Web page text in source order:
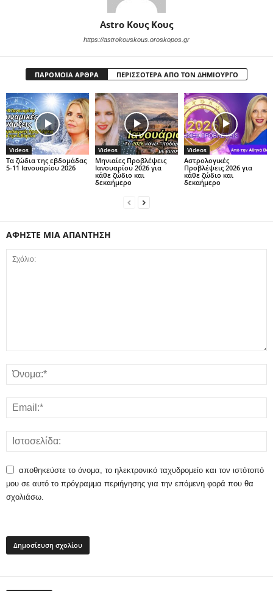
Astro Κους Κους
https://astrokouskous.oroskopos.gr
ΠΑΡΟΜΟΙΑ ΑΡΘΡΑ ΠΕΡΙΣΣΟΤΕΡΑ ΑΠΟ ΤΟΝ ΔΗΜΙΟΥΡΓΟ
Videos
Τα ζώδια της εβδομάδας
5-11 Ιανουαρίου 2026
Videos
Μηνιαίες Προβλέψεις
Ιανουαρίου 2026 για
κάθε ζώδιο και
δεκαήμερο
Videos
Αστρολογικές
Προβλέψεις 2026 για
κάθε ζώδιο και
δεκαήμερο
ΑΦΗΣΤΕ ΜΙΑ ΑΠΑΝΤΗΣΗ
αποθηκεύστε το όνομα, το ηλεκτρονικό ταχυδρομείο και τον ιστότοπό
μου σε αυτό το πρόγραμμα περιήγησης για την επόμενη φορά που θα
σχολιάσω.